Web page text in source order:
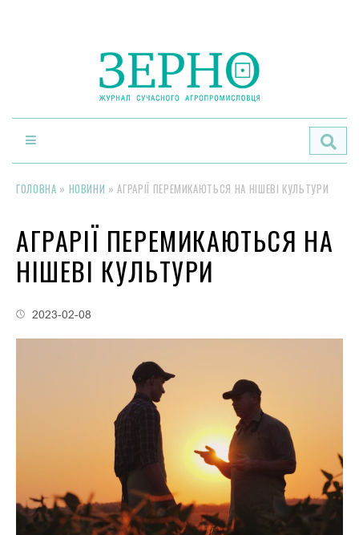
ГОЛОВНА » НОВИНИ »АГРАРІЇ ПЕРЕМИКАЮТЬСЯ НА НІШЕВІ КУЛЬТУРИ
АГРАРІЇ ПЕРЕМИКАЮТЬСЯ НА
НІШЕВІ КУЛЬТУРИ
2023-02-08